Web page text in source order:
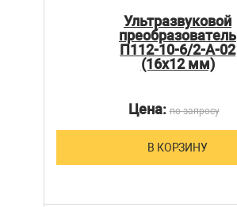
Ультразвуковой
преобразователь
П112-10-6/2-А-02
(16х12 мм)
Цена:по запросу
В КОРЗИНУ